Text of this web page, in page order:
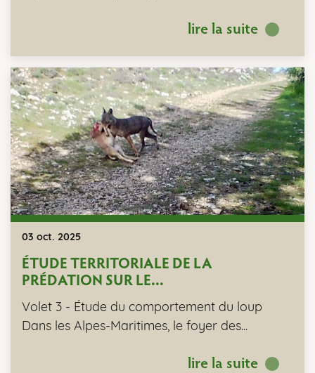
lire la suite
03 oct. 2025
ÉTUDE TERRITORIALE DE LA
PRÉDATION SUR LE...
Volet 3 - Étude du comportement du loup
Dans les Alpes-Maritimes, le foyer des...
lire la suite